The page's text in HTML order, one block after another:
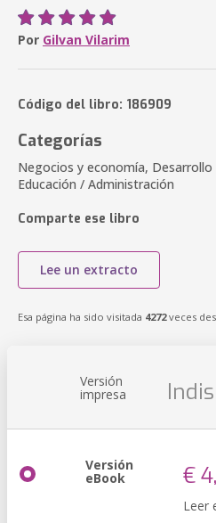
Por Gilvan Vilarim
Código del libro: 186909
Categorías
Negocios y economía,
Educación / Administración
Comparte ese libro
Lee un extracto
Esa página ha sido visitada 4272veces
Versión
impresa
Versión
eBook €
Leer